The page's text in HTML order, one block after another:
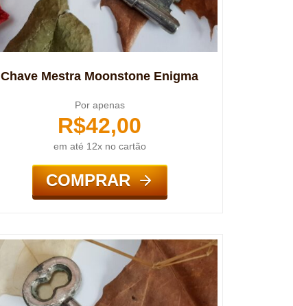
Chave Mestra Moonstone Enigma
Por apenas
R$42,00
em até 12x no cartão
COMPRAR